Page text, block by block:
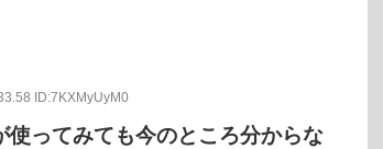
ID:7KXMyUyM0
ってみても今のところ分からな